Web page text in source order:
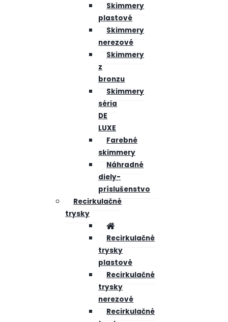
Skimmery
plastové
Skimmery
nerezové
Skimmery
z
bronzu
Skimmery
séria
DE
LUXE
Farebné
skimmery
Náhradné
diely-
príslušenstvo
Recirkulačné
trysky
Recirkulačné
trysky
plastové
Recirkulačné
trysky
nerezové
Recirkulačné